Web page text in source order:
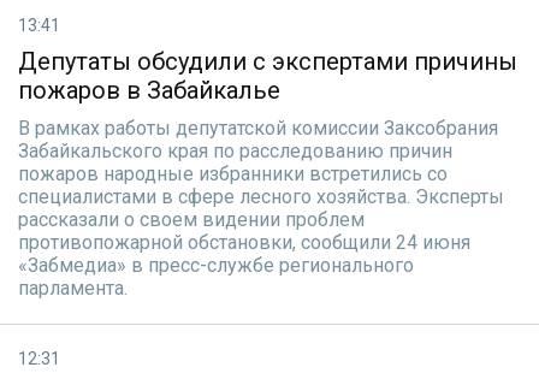
13:41
Депутаты обсудили с экспертами причины
пожаров в Забайкалье
В рамках работы депутатской комиссии Заксобрания
Забайкальского края по расследованию причин
пожаров народные избранники встретились со
специалистами в сфере лесного хозяйства. Эксперты
рассказали о своем видении проблем
противопожарной обстановки, сообщили 24 июня
«Забмедиа» в пресс-службе регионального
парламента.
12:31